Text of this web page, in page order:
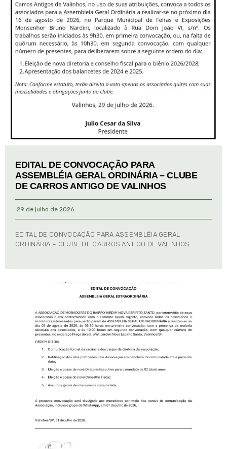
EDITAL DE CONVOCAÇÃO PARA
ASSEMBLÉIA GERAL ORDINÁRIA – CLUBE
DE CARROS ANTIGO DE VALINHOS
29 de julho de 2026
EDITAL DE CONVOCAÇÃO PARA ASSEMBLÉIA GERAL
ORDINÁRIA – CLUBE DE CARROS ANTIGO DE VALINHOS